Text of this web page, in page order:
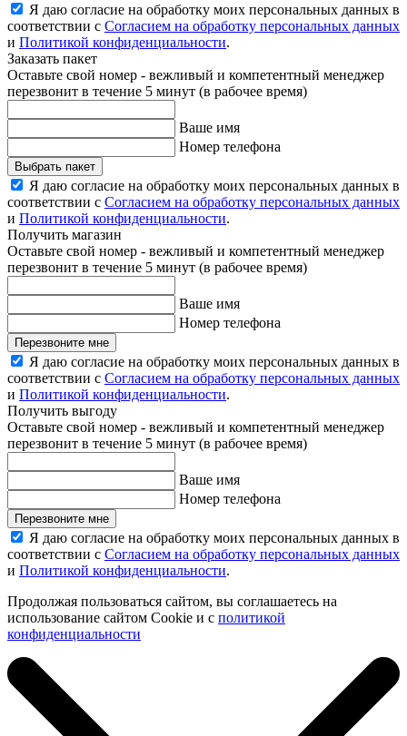
Я даю согласие на обработку моих персональных данных в
соответствии с Согласием на обработку персональных данных
и Политикой конфиденциальности.
Заказать пакет
Оставьте свой номер - вежливый и компетентный менеджер
перезвонит в течение 5 минут (в рабочее время)
Ваше имя
Номер телефона
Выбрать пакет
Я даю согласие на обработку моих персональных данных в
соответствии с Согласием на обработку персональных данных
и Политикой конфиденциальности.
Получить магазин
Оставьте свой номер - вежливый и компетентный менеджер
перезвонит в течение 5 минут (в рабочее время)
Ваше имя
Номер телефона
Перезвоните мне
Я даю согласие на обработку моих персональных данных в
соответствии с Согласием на обработку персональных данных
и Политикой конфиденциальности.
Получить выгоду
Оставьте свой номер - вежливый и компетентный менеджер
перезвонит в течение 5 минут (в рабочее время)
Ваше имя
Номер телефона
Перезвоните мне
Я даю согласие на обработку моих персональных данных в
соответствии с Согласием на обработку персональных данных
и Политикой конфиденциальности.
Продолжая пользоваться сайтом, вы соглашаетесь на
использование сайтом Cookie и с политикой
конфиденциальности